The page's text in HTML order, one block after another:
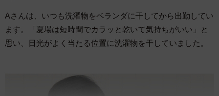
Aさんは、いつも洗濯物をベランダに干してから出勤してい
ます。「夏場は短時間でカラッと乾いて気持ちがいい」と
思い、日光がよく当たる位置に洗濯物を干していました。